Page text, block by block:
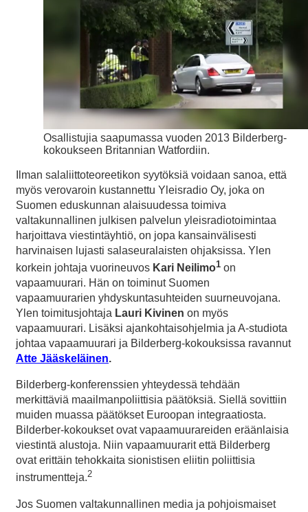
Osallistujia saapumassa vuoden 2013 Bilderberg-
kokoukseen Britannian Watfordiin.
Ilman salaliittoteoreetikon syytöksiä voidaan sanoa, että
myös verovaroin kustannettu Yleisradio Oy, joka on
Suomen eduskunnan alaisuudessa toimiva
valtakunnallinen julkisen palvelun yleisradiotoimintaa
harjoittava viestintäyhtiö, on jopa kansainvälisesti
harvinaisen lujasti salaseuralaisten ohjaksissa. Ylen
korkein johtaja vuorineuvos Kari Neilimo1 on
vapaamuurari. Hän on toiminut Suomen
vapaamuurarien yhdyskuntasuhteiden suurneuvojana.
Ylen toimitusjohtaja Lauri Kivinen on myös
vapaamuurari. Lisäksi ajankohtaisohjelmia ja A-studiota
johtaa vapaamuurari ja Bilderberg-kokouksissa ravannut
Atte Jääskeläinen.
Bilderberg-konferenssien yhteydessä tehdään
merkittäviä maailmanpoliittisia päätöksiä. Siellä sovittiin
muiden muassa päätökset Euroopan integraatiosta.
Bilderber-kokoukset ovat vapaamuurareiden eräänlaisia
viestintä alustoja. Niin vapaamuurarit että Bilderberg
ovat erittäin tehokkaita sionistisen eliitin poliittisia
instrumentteja.2
Jos Suomen valtakunnallinen media ja pohjoismaiset